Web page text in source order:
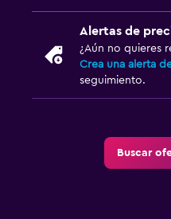
Alertas de
¿Aún no quieres
Crea una alerta
seguimiento.
Buscar